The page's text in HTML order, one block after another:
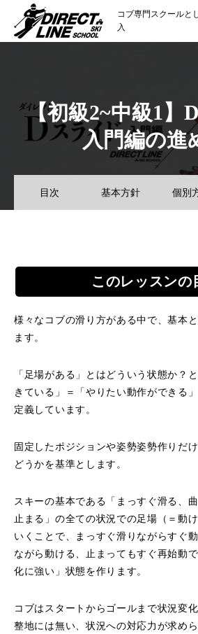
コブ専門スクールと
入
参加までの流れ
参加費のお支払い
スキー場から選ぶ
鷲ヶ岳＆高鷲スノーパーク
宮城山形
岩手高原
白馬五竜FA
初級1
初級2
【初級2~中級1】
入門編の進
目次 基本方針 個別
このレッスンの
様々なコブの滑り方がある中で、基本
ます。
「足場がある」とはどういう状態か？
きている」＝「やりたい動作ができる
定義しています。
固定したポジションや姿勢姿勢作りだ
どうかを基準とします。
スキーの基本である「まっすぐ滑る、
止まる」の全ての状況での足場（＝動
いくことで、まっすぐ滑りながらすぐ
ながら動ける、止まってもすぐ再始動
化に強い」状態を作ります。
コブはスタートからゴールまで状況変
整地には無い、状況への対応力が求めら